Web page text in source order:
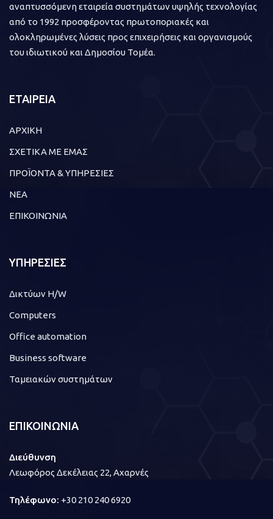
αναπτυσσόμενη εταιρεία συστημάτων υψηλής τεχνολογίας
από το 1992 προσφέροντας πρωτοποριακές και
ολοκληρωμένες λύσεις προς επιχειρήσεις και οργανισμούς
του ιδιωτικού και Δημοσίου Τομέα.
ΕΤΑΙΡΕΙΑ
ΑΡΧΙΚΗ
ΣΧΕΤΙΚΑ ΜΕ ΕΜΑΣ
ΠΡΟΪΟΝΤΑ & ΥΠΗΡΕΣΙΕΣ
ΝΕΑ
ΕΠΙΚΟΙΝΩΝΙΑ
ΥΠΗΡΕΣΙΕΣ
Δικτύων H/W
Computers
Office automation
Business software
Ταμειακών συστημάτων
ΕΠΙΚΟΙΝΩΝΙΑ
Διεύθυνση
Λεωφόρος Δεκέλειας 22, Αχαρνές
Τηλέφωνο: +30 210 240 6920